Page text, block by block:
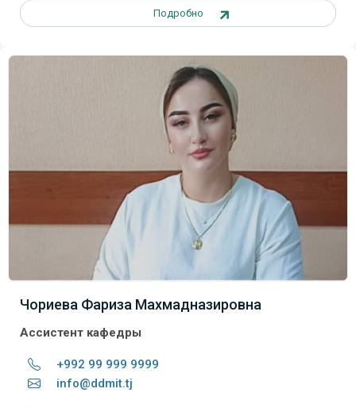
Подробно
Чориева Фариза Махмадназировна
Ассистент кафедры
+992 99 999 9999
info@ddmit.tj